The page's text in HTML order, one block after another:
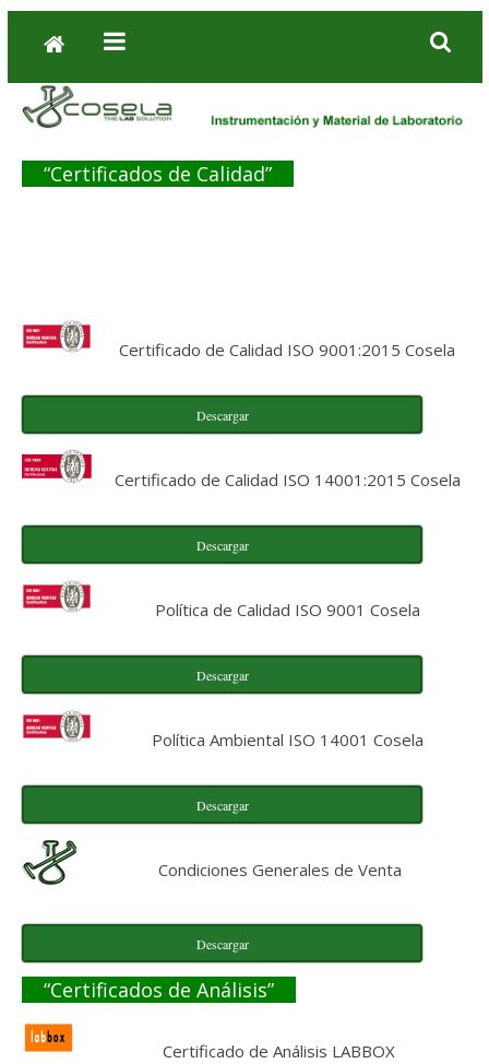
“Certificados de Calidad”
Certificado de Calidad ISO 9001:2015 Cosela
Descargar
Certificado de Calidad ISO 14001:2015 Cosela
Descargar
Política de Calidad ISO 9001 Cosela
Descargar
Política Ambiental ISO 14001 Cosela
Descargar
Condiciones Generales de Venta
Descargar
“Certificados de Análisis”
Certificado de Análisis LABBOX